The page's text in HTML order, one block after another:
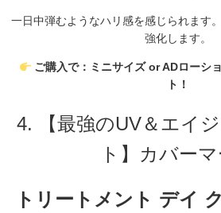
一日中弾むようなハリ感を感じられます。
強化します。
ご購入で：ミニサイズ or ADローシ
ト！
4. 【最強のUV＆エイ
ト】カバーマ
トリートメント デイ